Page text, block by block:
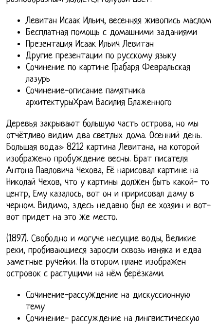
Левитан Исаак Ильич, весенняя живопись маслом
Бесплатная помощь с домашними заданиями
Презентация Исаак Ильич Левитан
Другие презентации по русскому языку
Сочинение по картине Грабаря Февральская
лазурь
Сочинение-описание памятника
архитектурыХрам Василия Блаженного
Деревья закрывают большую часть острова, но мы
отчётливо видим два светлых дома. Осенний день.
Большая вода» 8212 картина Левитана, на которой
изображено пробуждение весны. Брат писателя
Антона Павловича Чехова, Её нарисовал картине на
Николай Чехов, что у картины должен быть какой- то
центр, Ему казалось, вот он и пририсовал даму в
черном. Видимо, здесь недавно был ее хозяин и вот-
вот придет на это же место.
(1897). Свободно и могуче несущие воды, Великие
реки, пробивающиеся заросли сквозь ивняка и едва
заметные ручейки. На втором плане изображен
островок с растущими на нём берёзками.
Сочинение-рассуждение на дискуссионную
тему
Сочинение- рассуждение на лингвистическую